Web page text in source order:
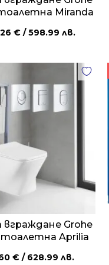
Miranda
€ / 598.99 лв.
вграждане Grohe
Aprilia
€ / 628.99 лв.